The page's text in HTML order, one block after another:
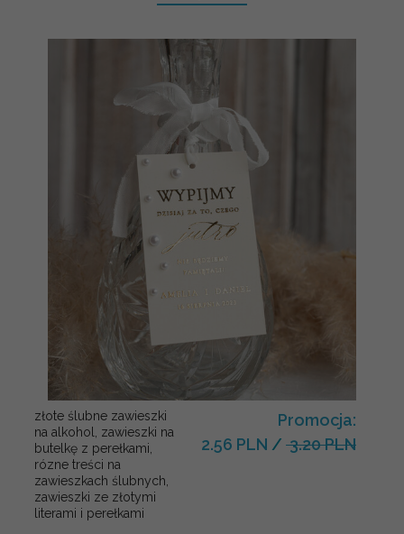
złote ślubne zawieszki
na alkohol, zawieszki na
butelkę z perełkami,
rózne treści na
zawieszkach ślubnych,
zawieszki ze złotymi
literami i perełkami
Promocja:
2.56 PLN / 3.20 PLN